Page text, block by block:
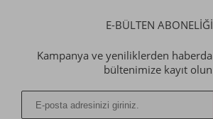
E-BÜLTEN ABONELİĞİ
Kampanya ve yeniliklerden
bültenimize kayıt